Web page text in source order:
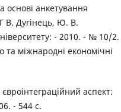
основі анкетування
В. Дугінець, Ю. В.
- 2010. - № 10/2.
та міжнародні економічні
євроінтеграційний аспект:
- 544 с.